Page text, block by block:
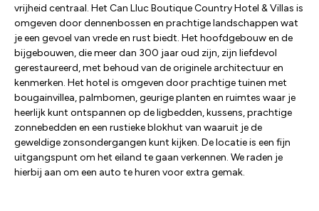
vrijheid centraal. Het Can Lluc Boutique Country Hotel & Villas is
omgeven door dennenbossen en prachtige landschappen wat
je een gevoel van vrede en rust biedt. Het hoofdgebouw en de
bijgebouwen, die meer dan 300 jaar oud zijn, zijn liefdevol
gerestaureerd, met behoud van de originele architectuur en
kenmerken. Het hotel is omgeven door prachtige tuinen met
bougainvillea, palmbomen, geurige planten en ruimtes waar je
heerlijk kunt ontspannen op de ligbedden, kussens, prachtige
zonnebedden en een rustieke blokhut van waaruit je de
geweldige zonsondergangen kunt kijken. De locatie is een fijn
uitgangspunt om het eiland te gaan verkennen. We raden je
hierbij aan om een auto te huren voor extra gemak.